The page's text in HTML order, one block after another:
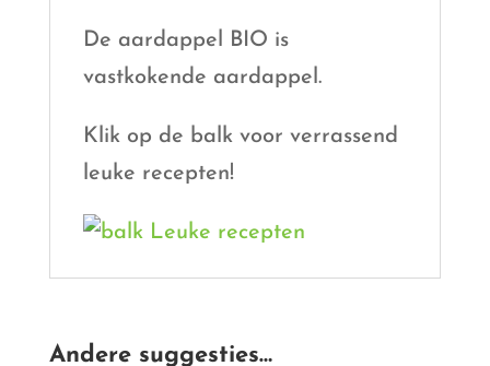
De aardappel BIO is
vastkokende aardappel.
Klik op de balk voor verrassend
leuke recepten!
Andere suggesties…